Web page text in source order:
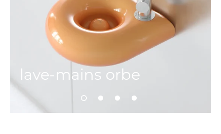
lave-mains orbe